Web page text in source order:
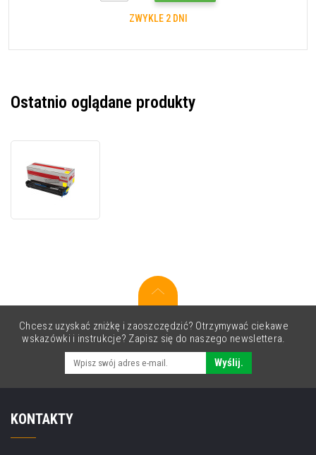
ZWYKLE 2 DNI
Ostatnio oglądane produkty
oryginalny
Chcesz uzyskać zniżkę i zaoszczędzić? Otrzymywać ciekawe
wskazówki i instrukcje? Zapisz się do naszego newslettera.
Wyślij.
KONTAKTY